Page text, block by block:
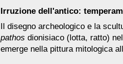
Irruzione dell'antico:
Il disegno archeologico e la
pathos dionisiaco (lotta, ratto)
emerge nella pittura mitologica